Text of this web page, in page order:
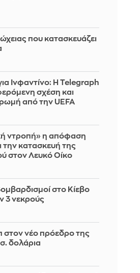
που κατασκευάζει
Ινφαντίνο: Η Telegraph
σχέση και
από την UEFA
ντροπή» η απόφαση
την κατασκευή της
στον Λευκό Οίκο
στο Κίεβο
3 νεκρούς
νέο πρόεδρο της
δολάρια